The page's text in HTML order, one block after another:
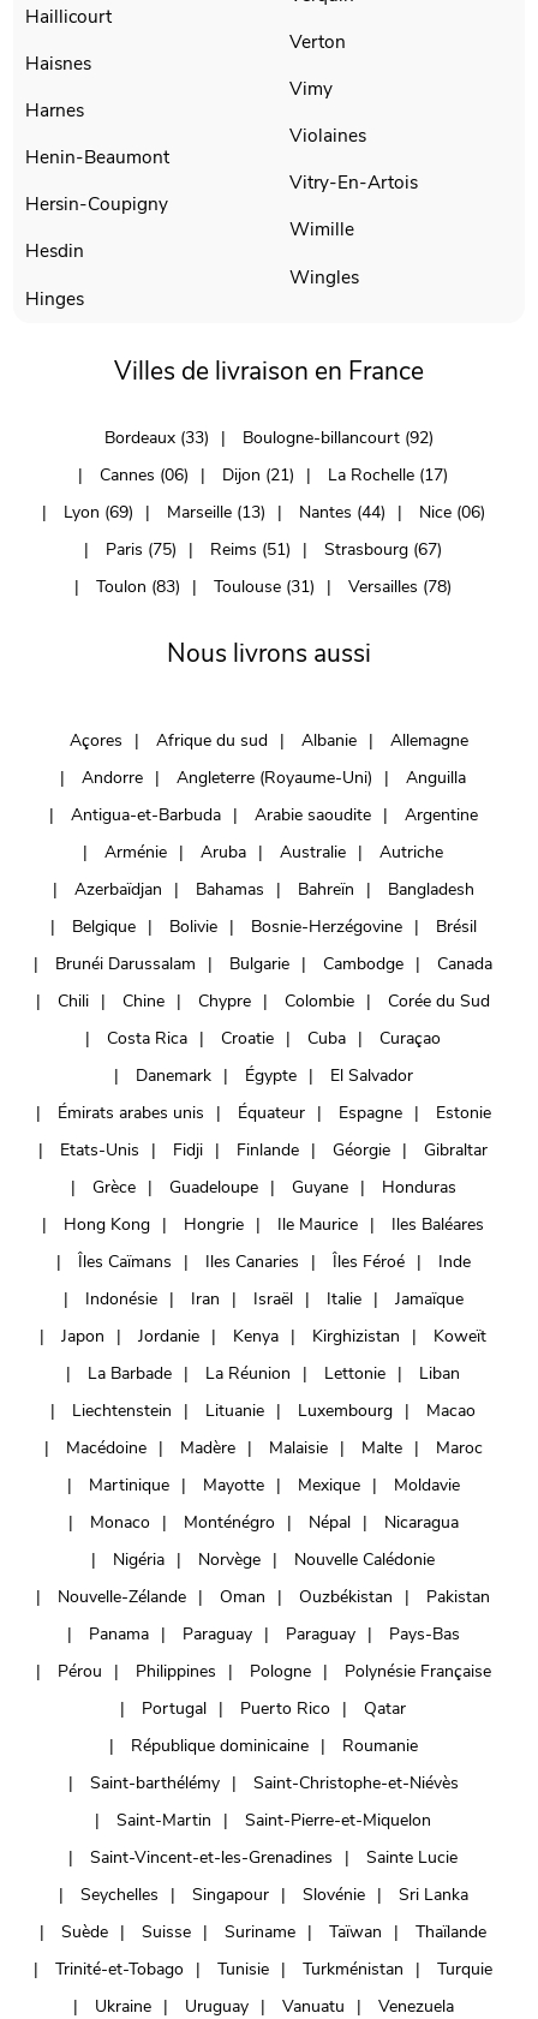
Haillicourt
Haisnes
Harnes
Henin-Beaumont
Hersin-Coupigny
Hesdin
Hinges
Verton
Vimy
Violaines
Vitry-En-Artois
Wimille
Wingles
Villes de livraison en France
Bordeaux (33)
Boulogne-billancourt (92)
Cannes (06)
Dijon (21)
La Rochelle (17)
Lyon (69)
Marseille (13) Nantes (44)
Nice (06)
Paris (75)
Reims (51)
Strasbourg (67)
Toulon (83)
Toulouse (31) Versailles (78)
Nous livrons aussi
Açores Afrique du sud Albanie
Allemagne
Andorre
Angleterre (Royaume-Uni)
Anguilla
Antigua-et-Barbuda
Arabie saoudite
Argentine
Arménie
Aruba Australie
Autriche
Azerbaïdjan
Bahamas Bahreïn
Bangladesh
Belgique
Bolivie Bosnie-Herzégovine
Brésil
Brunéi Darussalam
Bulgarie Cambodge
Canada
Chili
Chine Chypre Colombie
Corée du Sud
Costa Rica
Croatie Cuba
Curaçao
Danemark
Égypte
El Salvador
Émirats arabes unis
Équateur Espagne
Estonie
Etats-Unis
Fidji Finlande Géorgie
Gibraltar
Grèce
Guadeloupe Guyane
Honduras
Hong Kong
Hongrie Ile Maurice
Iles Baléares
Îles Caïmans
Iles Canaries Îles Féroé
Inde
Indonésie
Iran Israël Italie
Jamaïque
Japon
Jordanie Kenya Kirghizistan
Koweït
La Barbade
La Réunion Lettonie
Liban
Liechtenstein
Lituanie Luxembourg
Macao
Macédoine
Madère Malaisie Malte
Maroc
Martinique
Mayotte Mexique
Moldavie
Monaco
Monténégro Népal
Nicaragua
Nigéria
Norvège
Nouvelle Calédonie
Nouvelle-Zélande
Oman Ouzbékistan
Pakistan
Panama
Paraguay Paraguay
Pays-Bas
Pérou
Philippines Pologne
Polynésie Française
Portugal
Puerto Rico
Qatar
République dominicaine
Roumanie
Saint-barthélémy
Saint-Christophe-et-Niévès
Saint-Martin
Saint-Pierre-et-Miquelon
Saint-Vincent-et-les-Grenadines
Sainte Lucie
Seychelles
Singapour Slovénie
Sri Lanka
Suède
Suisse Suriname Taïwan
Thaïlande
Trinité-et-Tobago
Tunisie Turkménistan
Turquie
Ukraine
Uruguay Vanuatu Venezuela